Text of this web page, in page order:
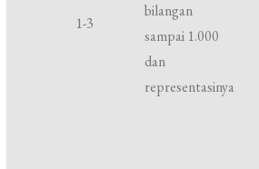
1-3
bilangan
sampai 1.000
dan
representasinya